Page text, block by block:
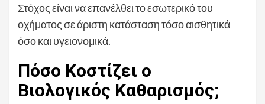
Στόχος είναι να επανέλθει το εσωτερικό του
οχήματος σε άριστη κατάσταση τόσο αισθητικά
όσο και υγειονομικά.
Πόσο Κοστίζει ο
Βιολογικός Καθαρισμός;